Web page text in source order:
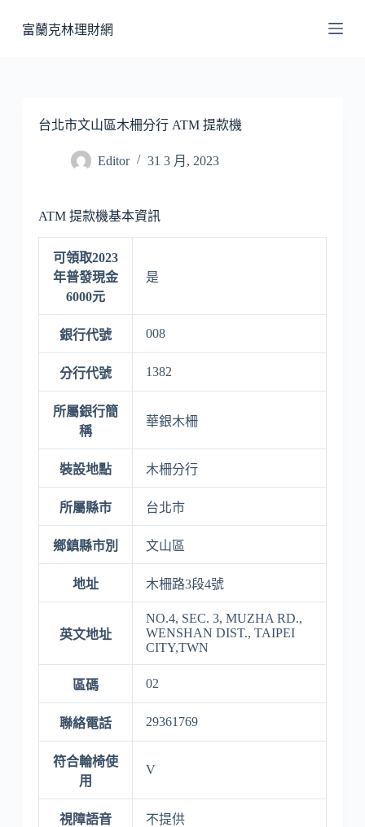
至
富蘭克林理財網
台北市文山區木柵分行 ATM 提款機
Editor 31 3 月, 2023
ATM 提款機基本資訊
可領取2023
年普發現金
6000元
是
銀行代號 008
分行代號 1382
所屬銀行簡
稱
華銀木柵
裝設地點 木柵分行
所屬縣市 台北市
鄉鎮縣市別 文山區
地址 木柵路3段4號
英文地址
NO.4, SEC. 3, MUZHA RD.,
WENSHAN DIST., TAIPEI
CITY,TWN
區碼 02
聯絡電話 29361769
符合輪椅使
用
V
視障語音 不提供